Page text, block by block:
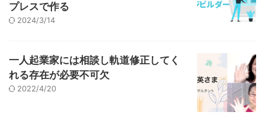
プレスで作る
2024/3/14
一人起業家には相談し軌道修正してく
れる存在が必要不可欠
2022/4/20